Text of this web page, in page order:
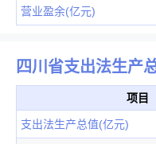
营业盈余(亿元)
四川省支出法生产
项目
支出法生产总值(亿元)